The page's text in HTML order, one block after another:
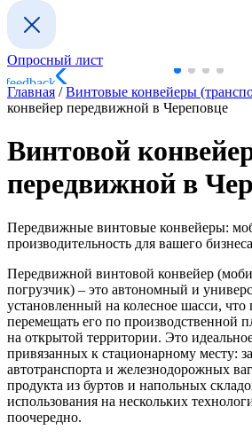
Опросный лист
Главная /Винтовые конвейеры
конвейер передвижной в Череповце
Винтовой
передвижной в
Передвижные винтовые конвейеры:
производительность для вашего бизнеса
Передвижной винтовой конвейер
погрузчик) – это автономный и
установленный на колесное шасси, что
перемещать его по производственной
на открытой территории. Это
привязанных к стационарному месту:
автотранспорта и железнодорожных
продукта из буртов и напольных
использования на нескольких
поочередно.